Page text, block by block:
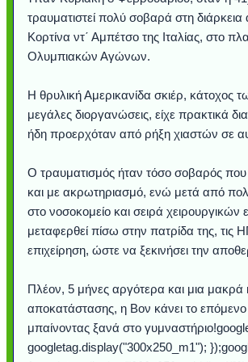
τραυματιστεί πολύ σοβαρά στη
Κορτίνα ντ΄ Αμπέτσο της Ιταλίας, στο
Ολυμπιακών Αγώνων.
Η θρυλική Αμερικανίδα σκιέρ, κάτοχος
μεγάλες διοργανώσεις, είχε πρακτικά
ήδη προερχόταν από ρήξη χιαστών σε
Ο τραυματισμός ήταν τόσο σοβαρός που
και με ακρωτηριασμό, ενώ μετά από
στο νοσοκομείο και σειρά χειρουργικών
μεταφερθεί πίσω στην πατρίδα της, τις
επιχείρηση, ώστε να ξεκινήσει την
Πλέον, 5 μήνες αργότερα και μια μακρά
αποκατάστασης, η Βον κάνει το
μπαίνοντας ξανά στο
googletag.display("300x250_m1");